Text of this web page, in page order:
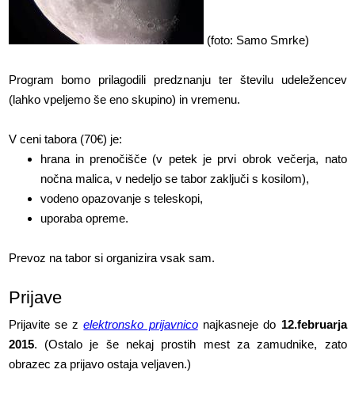
(foto: Samo Smrke)
Program bomo prilagodili predznanju ter številu udeležencev
(lahko vpeljemo še eno skupino) in vremenu.
V ceni tabora (70€) je:
hrana in prenočišče (v petek je prvi obrok večerja, nato
nočna malica, v nedeljo se tabor zaključi s kosilom),
vodeno opazovanje s teleskopi,
uporaba opreme.
Prevoz na tabor si organizira vsak sam.
Prijave
Prijavite se zelektronsko prijavniconajkasneje do 12.februarja
2015. (Ostalo je še nekaj prostih mest za zamudnike, zato
obrazec za prijavo ostaja veljaven.)